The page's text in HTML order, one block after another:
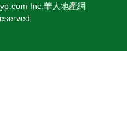
Inc.華人地產網